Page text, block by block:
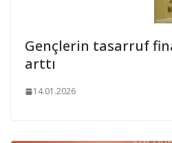
Gençlerin tasarruf
arttı
14.01.2026